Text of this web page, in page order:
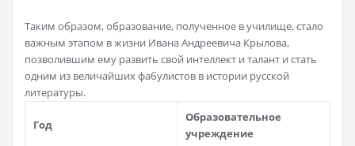
Таким образом, образование, полученное в училище, стало
важным этапом в жизни Ивана Андреевича Крылова,
позволившим ему развить свой интеллект и талант и стать
одним из величайших фабулистов в истории русской
литературы.
Год
Образовательное
учреждение